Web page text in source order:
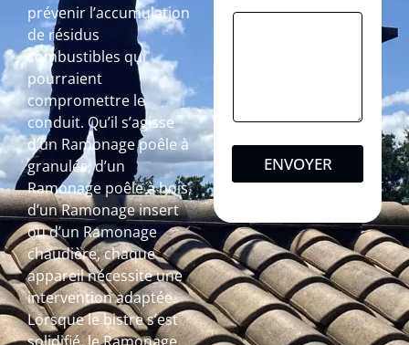
prévenir l’accumulation
de résidus
combustibles qui
pourraient
compromettre le
conduit. Qu’il s’agisse
d’un Ramonage poêle à
granulés, d’un
Ramonage poêle à bois,
d’un Ramonage insert
ou d’un Ramonage
chaudière, chaque
appareil nécessite une
intervention adaptée.
Lorsque le bistre s’est
ENVOYER